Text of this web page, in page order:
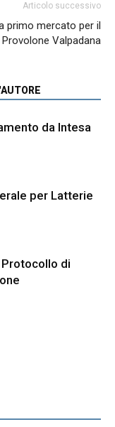
Articolo successivo
primo mercato per il
Provolone Valpadana
da Intesa
per Latterie
di